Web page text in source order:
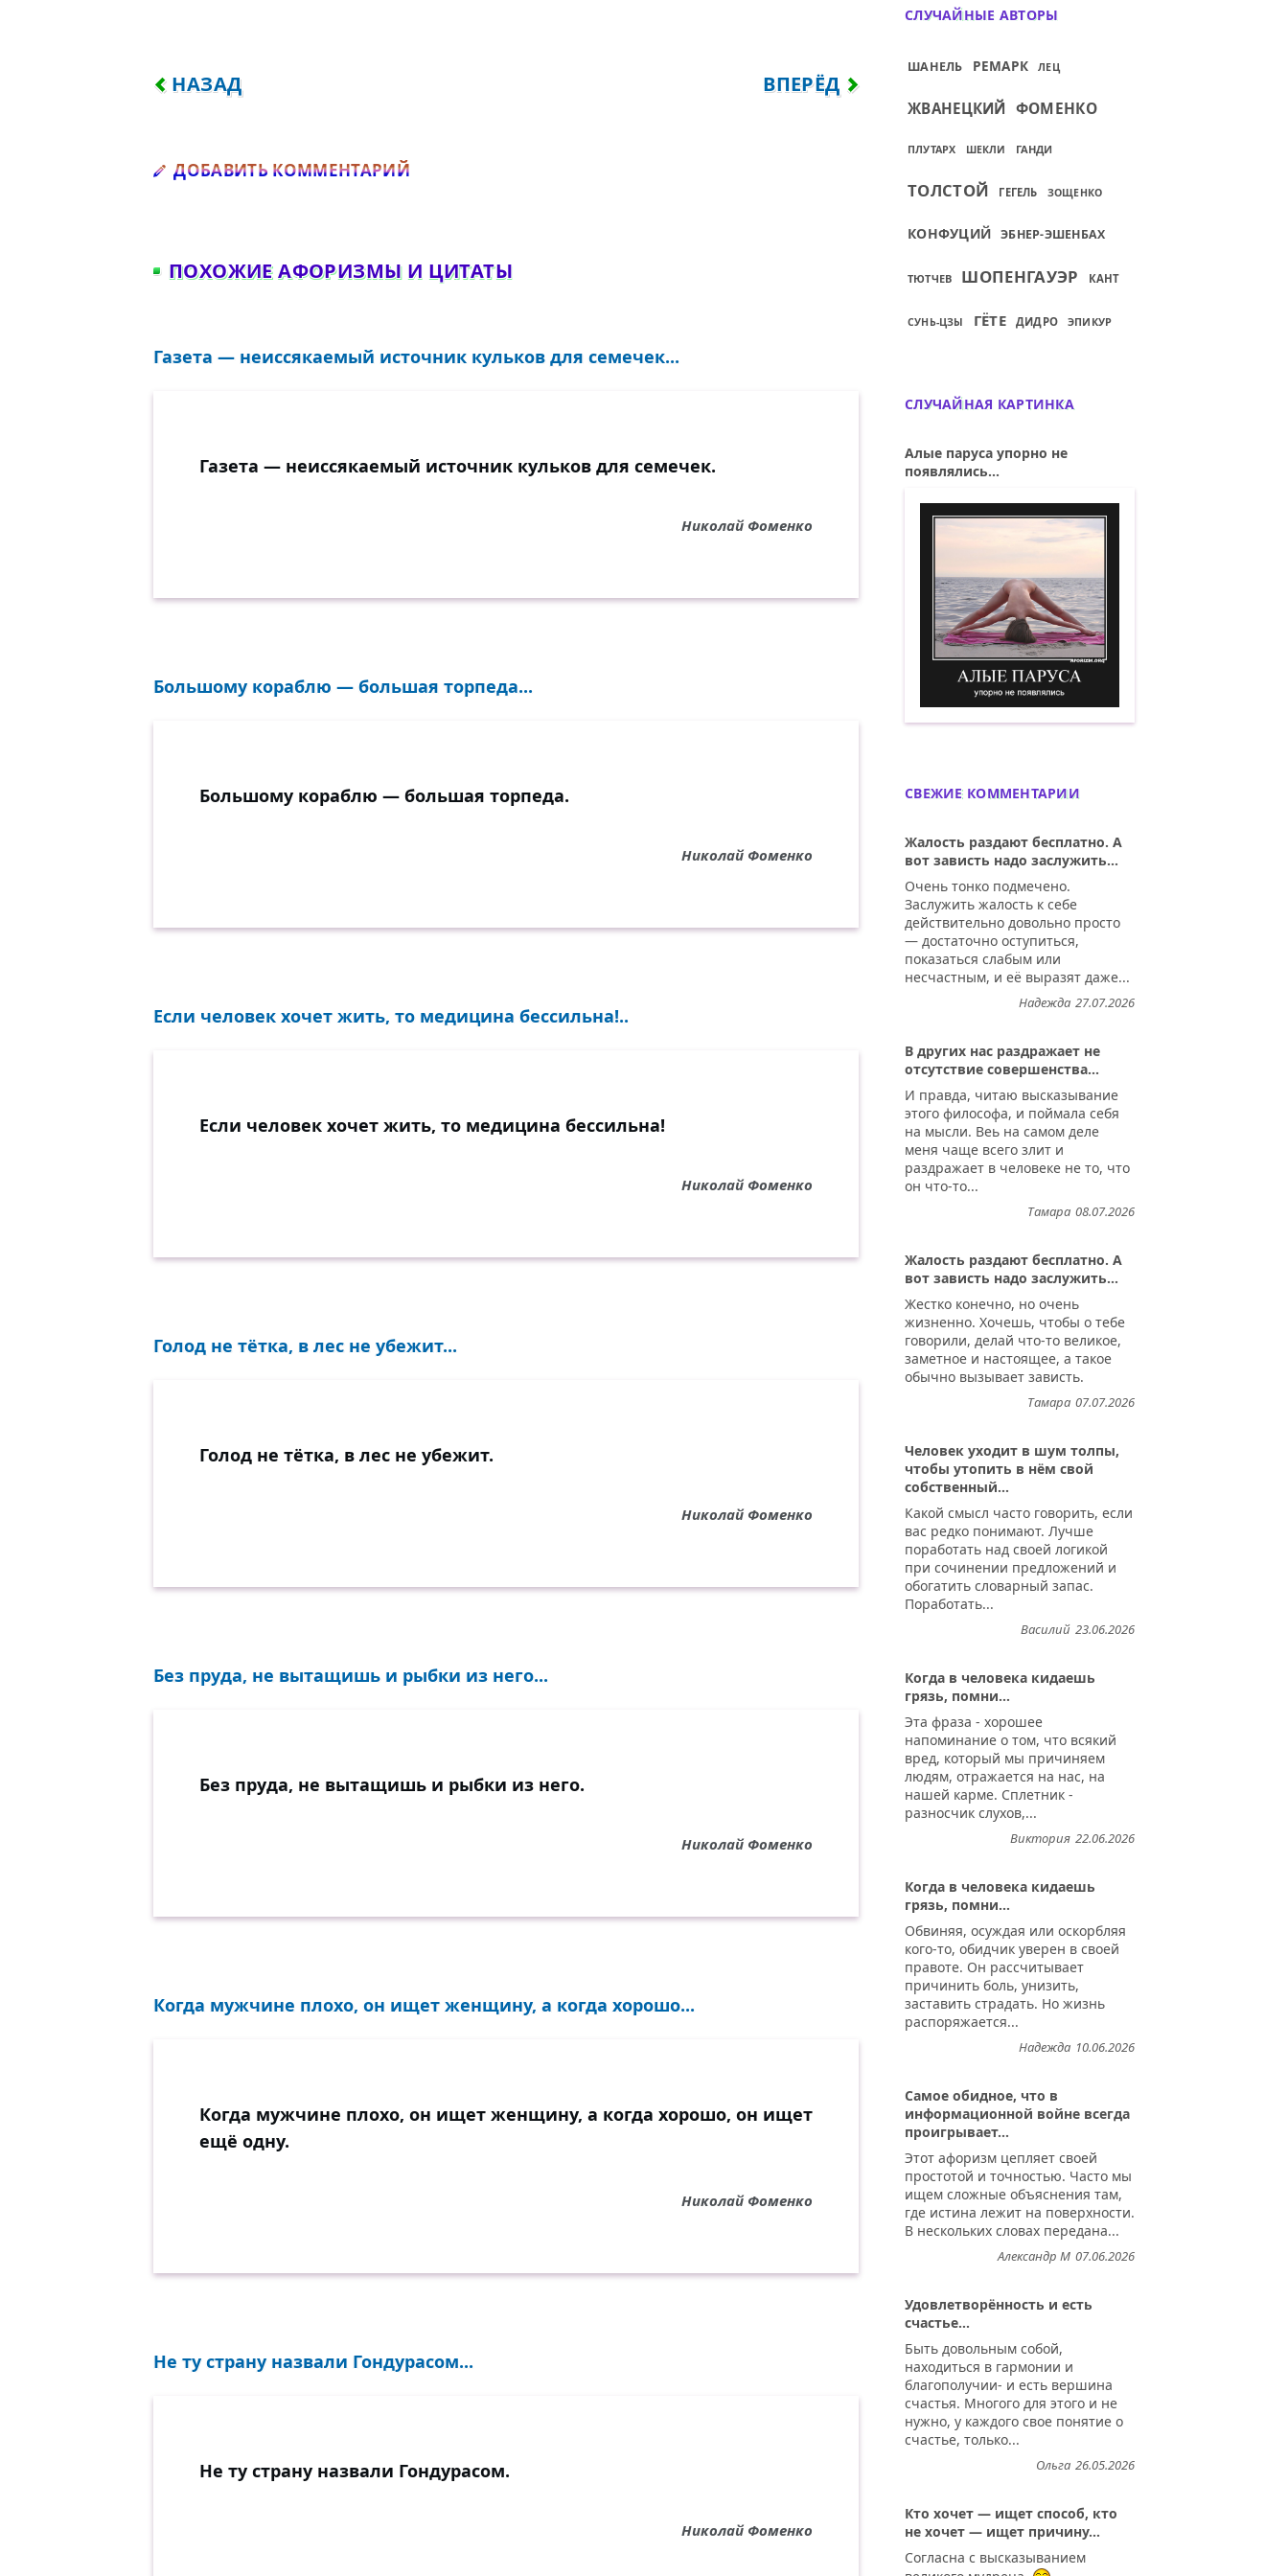
ПРЕДЫДУЩИЙ: ВСЕ ЛЮДИ ПРОИЗОШЛИ ОТ ОБЕЗЬЯНЫ, НО ОДНИ РАНЬШЕ, А ДРУГИЕ ПОЗЖЕ...
НАЗАД СЛЕДУЮЩИЙ: ВСЕ ЖЕНЩИНЫ ХОТЯТ ОДНОГО,
ВПЕРЁД
ДОБАВИТЬ КОММЕНТАРИЙ
ПОХОЖИЕ АФОРИЗМЫ И ЦИТАТЫ
Газета — неиссякаемый источник кульков для семечек...
Газета — неиссякаемый источник кульков для семечек.
Николай Фоменко
Большому кораблю — большая торпеда...
Большому кораблю — большая торпеда.
Николай Фоменко
Если человек хочет жить, то медицина бессильна!..
Если человек хочет жить, то медицина бессильна!
Николай Фоменко
Голод не тётка, в лес не убежит...
Голод не тётка, в лес не убежит.
Николай Фоменко
Без пруда, не вытащишь и рыбки из него...
Без пруда, не вытащишь и рыбки из него.
Николай Фоменко
Когда мужчине плохо, он ищет женщину, а когда хорошо...
Когда мужчине плохо, он ищет женщину, а когда хорошо, он ищет
ещё одну.
Николай Фоменко
Не ту страну назвали Гондурасом...
Не ту страну назвали Гондурасом.
Николай Фоменко
СЛУЧАЙНЫЕ АВТОРЫ
ШАНЕЛЬ РЕМАРК ЛЕЦ
ЖВАНЕЦКИЙ ФОМЕНКО
ПЛУТАРХ ШЕКЛИ ГАНДИ
ТОЛСТОЙ ГЕГЕЛЬ ЗОЩЕНКО
КОНФУЦИЙ ЭБНЕР-ЭШЕНБАХ
ТЮТЧЕВ ШОПЕНГАУЭР КАНТ
СУНЬ-ЦЗЫ ГЁТЕ ДИДРО ЭПИКУР
СЛУЧАЙНАЯ КАРТИНКА
Алые паруса упорно не
появлялись...
Алые паруса упорно не появлялись.
СВЕЖИЕ КОММЕНТАРИИ
Жалость раздают бесплатно. А
вот зависть надо заслужить...
Очень тонко подмечено.
Заслужить жалость к себе
действительно довольно просто
— достаточно оступиться,
показаться слабым или
несчастным, и её выразят даже...
27.07.2026
Надежда
В других нас раздражает не
отсутствие совершенства...
И правда, читаю высказывание
этого философа, и поймала себя
на мысли. Веь на самом деле
меня чаще всего злит и
раздражает в человеке не то, что
он что-то...
08.07.2026
Тамара
Жалость раздают бесплатно. А
вот зависть надо заслужить...
Жестко конечно, но очень
жизненно. Хочешь, чтобы о тебе
говорили, делай что-то великое,
заметное и настоящее, а такое
обычно вызывает зависть.
07.07.2026
Тамара
Человек уходит в шум толпы,
чтобы утопить в нём свой
собственный...
Какой смысл часто говорить, если
вас редко понимают. Лучше
поработать над своей логикой
при сочинении предложений и
обогатить словарный запас.
Поработать...
23.06.2026
Василий
Когда в человека кидаешь
грязь, помни...
Эта фраза - хорошее
напоминание о том, что всякий
вред, который мы причиняем
людям, отражается на нас, на
нашей карме. Сплетник -
разносчик слухов,...
22.06.2026
Виктория
Когда в человека кидаешь
грязь, помни...
Обвиняя, осуждая или оскорбляя
кого-то, обидчик уверен в своей
правоте. Он рассчитывает
причинить боль, унизить,
заставить страдать. Но жизнь
распоряжается...
10.06.2026
Надежда
Самое обидное, что в
информационной войне всегда
проигрывает...
Этот афоризм цепляет своей
простотой и точностью. Часто мы
ищем сложные объяснения там,
где истина лежит на поверхности.
В нескольких словах передана...
07.06.2026
Александр М
Удовлетворённость и есть
счастье...
Быть довольным собой,
находиться в гармонии и
благополучии- и есть вершина
счастья. Многого для этого и не
нужно, у каждого свое понятие о
счастье, только...
26.05.2026
Ольга
Кто хочет — ищет способ, кто
не хочет — ищет причину...
Согласна с высказыванием